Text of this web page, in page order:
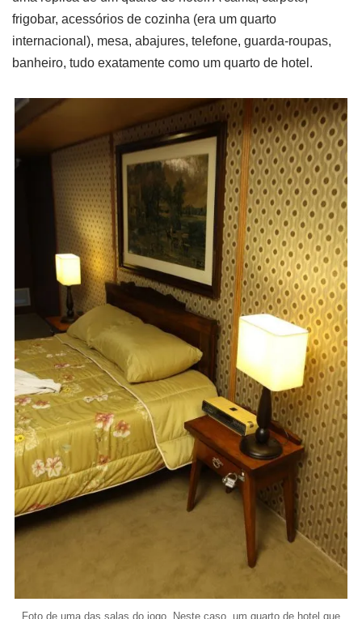
frigobar, acessórios de cozinha (era um quarto
internacional), mesa, abajures, telefone, guarda-roupas,
banheiro, tudo exatamente como um quarto de hotel.
Foto de uma das salas do jogo. Neste caso, um quarto de hotel que